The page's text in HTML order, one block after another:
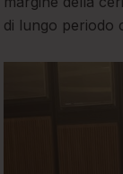
di lungo periodo